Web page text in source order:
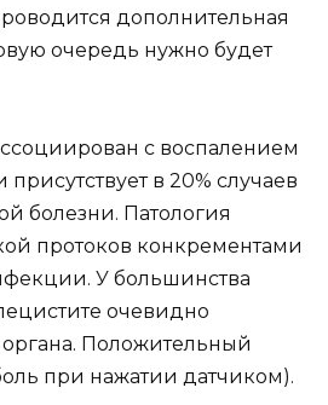
дополнительная
очередь нужно будет
с воспалением
в 20% случаев
болезни. Патология
протоков конкрементами
У большинства
очевидно
Положительный
при нажатии датчиком).